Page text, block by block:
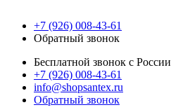
+7 (926) 008-43-61
Обратный звонок
Бесплатной звонок с России
+7 (926) 008-43-61
info@shopsantex.ru
Обратный звонок